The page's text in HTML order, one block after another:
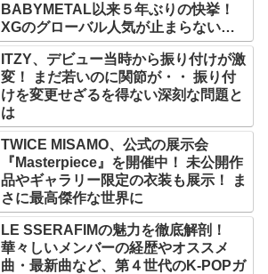
BABYMETAL以来５年ぶりの快挙！
XGのグローバル人気が止まらない…
「コーチェラ2025」にも日本人唯一の
出演
ITZY、デビュー当時から振り付けが激
変！ まだ若いのに関節が・・ 振り付
けを変更せざるを得ない深刻な問題と
は
TWICE MISAMO、公式の展示会
『Masterpiece』を開催中！ 未公開作
品やギャラリー限定の衣装も展示！ ま
さに最高傑作な世界に
LE SSERAFIMの魅力を徹底解剖！
華々しいメンバーの経歴やオススメ
曲・最新曲など、第４世代のK-POPガ